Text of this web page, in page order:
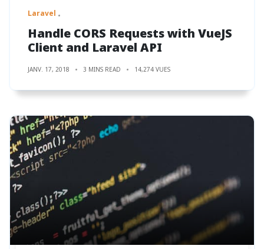
Laravel
Handle CORS Requests with VueJS
Client and Laravel API
JANV. 17, 2018 3 MINS READ 14,274 VUES